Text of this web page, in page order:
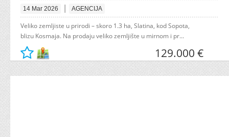
14 Mar 2026 | AGENCIJA
Veliko zemljiste u prirodi – skoro 1.3 ha, Slatina, kod Sopota,
blizu Kosmaja. Na prodaju veliko zemljište u mirnom i pr...
129.000 €